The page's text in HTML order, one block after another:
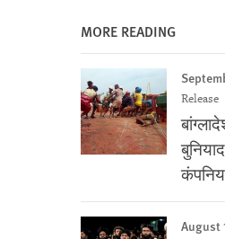
MORE READING
Release
August